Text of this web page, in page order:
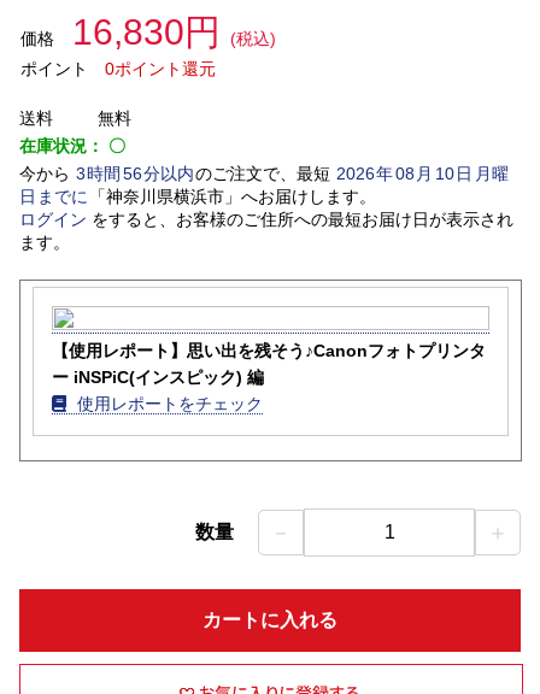
価格 16,830円
(税込)
ポイント
0ポイント還元
送料
無料
在庫状況： 〇
今から 3時間 56分以内のご注文で、最短 2026年08 月 10日月曜
日 までに 「神奈川県横浜市」 へお届けします。
ログイン をすると、お客様のご住所への最短お届け日が表示され
ます。
【使用レポート】思い出を残そう♪Canonフォトプリンタ
ー iNSPiC(インスピック) 編
使用レポートをチェック
数量 － 1 ＋
カートに入れる